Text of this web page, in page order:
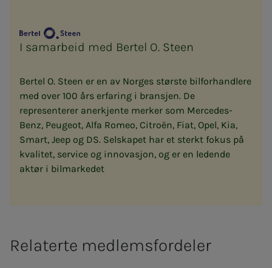
I samarbeid med Bertel O. Steen
Bertel O. Steen er en av Norges største bilforhandlere
med over 100 års erfaring i bransjen. De
representerer anerkjente merker som Mercedes-
Benz, Peugeot, Alfa Romeo, Citroën, Fiat, Opel, Kia,
Smart, Jeep og DS. Selskapet har et sterkt fokus på
kvalitet, service og innovasjon, og er en ledende
aktør i bilmarkedet
Relaterte medlemsfordeler